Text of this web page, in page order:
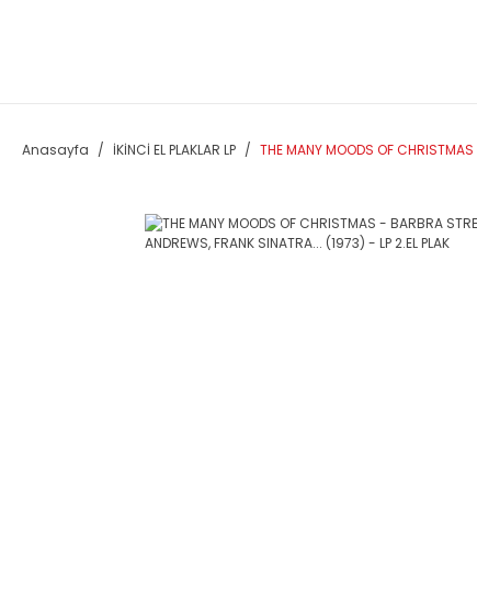
Anasayfa İKİNCİ EL PLAKLAR LP THE MANY MOODS OF